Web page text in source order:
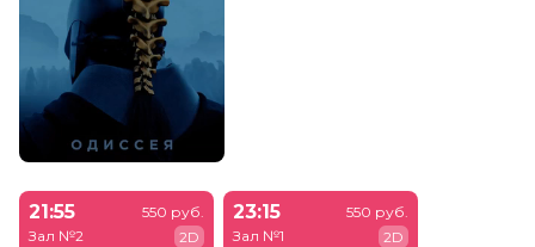
21:55
Зал №2
550 руб.
2D
23:15
Зал №1
550 руб.
2D